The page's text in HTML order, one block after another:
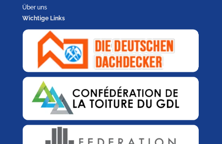
Über uns
Wichtige Links